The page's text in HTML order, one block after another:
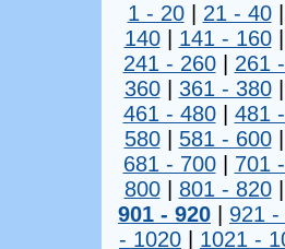
1 - 20| 21 - 40
140| 141 - 160
241 - 260| 261
360| 361 - 380
461 - 480| 481
580| 581 - 600
681 - 700| 701
800| 801 - 820
901 - 920
921 -
- 1020
1021 -